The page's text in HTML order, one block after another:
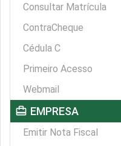
Consultar Matrícula
ContraCheque
Cédula C
Primeiro Acesso
Webmail
card_travel EMPRESA
Emitir Nota Fiscal